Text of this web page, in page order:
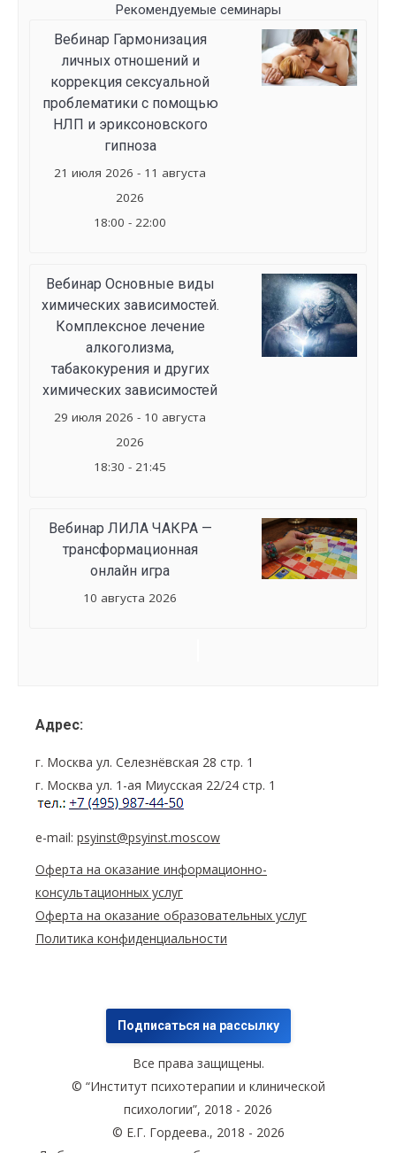
Рекомендуемые семинары
Вебинар Гармонизация
личных отношений и
коррекция сексуальной
проблематики с помощью
НЛП и эриксоновского
гипноза
21 июля 2026 - 11 августа
2026
18:00 - 22:00
Вебинар Основные виды
химических зависимостей.
Комплексное лечение
алкоголизма,
табакокурения и других
химических зависимостей
29 июля 2026 - 10 августа
2026
18:30 - 21:45
Вебинар ЛИЛА ЧАКРА —
трансформационная
онлайн игра
10 августа 2026
Адрес:
г. Москва ул. Селезнёвская 28 стр. 1
г. Москва ул. 1-ая Миусская 22/24 стр. 1
e-mail: psyinst@psyinst.moscow
Оферта на оказание информационно-
консультационных услуг
Оферта на оказание образовательных услуг
Политика конфиденциальности
Подписаться на рассылку
Все права защищены.
© “Институт психотерапии и клинической
психологии”, 2018 - 2026
© Е.Г. Гордеева., 2018 - 2026